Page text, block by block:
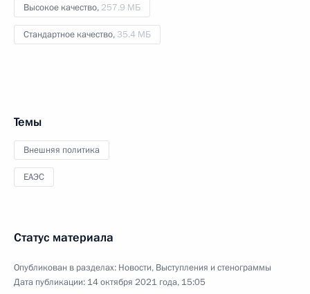
Высокое качество, 257.9 МБ
Стандартное качество, 35.4 МБ
Темы
Внешняя политика
ЕАЭС
Статус материала
Опубликован в разделах: Новости, Выступления и стенограммы
Дата публикации: 14 октября 2021 года, 15:05